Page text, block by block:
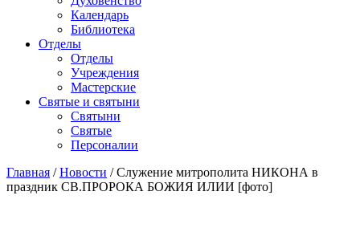
Календарь
Библиотека
Отделы
Отделы
Учреждения
Мастерские
Святые и святыни
Cвятыни
Cвятые
Персоналии
Главная /Новости /Служение митрополита НИКОНА в
праздник СВ.ПРОРОКА БОЖИЯ ИЛИИ [фото]